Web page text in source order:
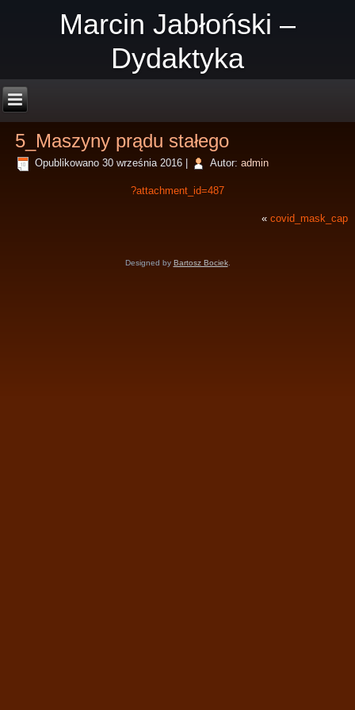
Marcin Jabłoński –
Dydaktyka
5_Maszyny prądu stałego
Opublikowano 30 września 2016 Autor: admin
?attachment_id=487
« covid_mask_cap
Designed by Bartosz Bociek.